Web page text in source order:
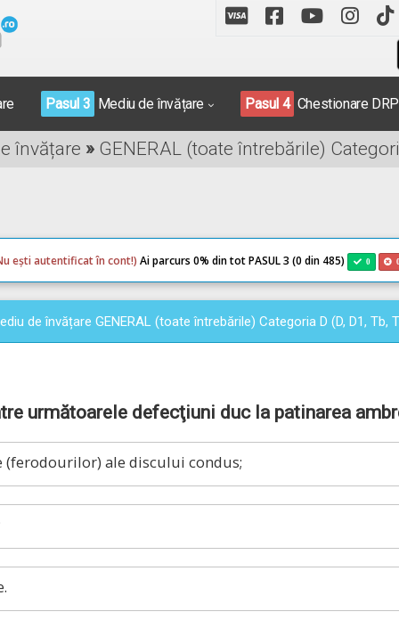
Pasul 3 Mediu de învățare Pasul 4 Chestionare
învățare » GENERAL (toate întrebările)
ești autentificat în cont!) Ai parcurs 0% din tot PASUL 3 (0 din 485) 0 0
de învățare GENERAL (toate întrebările) Categoria D (D, D1, Tb,
următoarele defecţiuni duc la patinarea
ale discului condus;